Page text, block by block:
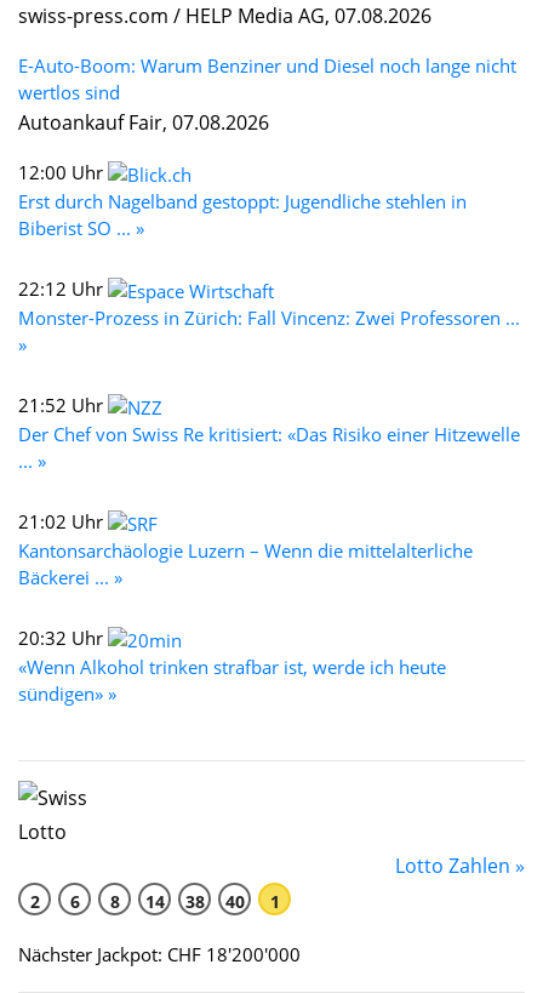
swiss-press.com / HELP Media AG, 07.08.2026
E-Auto-Boom: Warum Benziner und Diesel noch lange nicht
wertlos sind
Autoankauf Fair, 07.08.2026
12:00 Uhr
Erst durch Nagelband gestoppt: Jugendliche stehlen in
Biberist SO ... »
22:12 Uhr
Monster-Prozess in Zürich: Fall Vincenz: Zwei Professoren ...
»
21:52 Uhr
Der Chef von Swiss Re kritisiert: «Das Risiko einer Hitzewelle
... »
21:02 Uhr
Kantonsarchäologie Luzern – Wenn die mittelalterliche
Bäckerei ... »
20:32 Uhr
«Wenn Alkohol trinken strafbar ist, werde ich heute
sündigen» »
Lotto Zahlen »
2 6 8 14 38 40 1
Nächster Jackpot: CHF 18'200'000